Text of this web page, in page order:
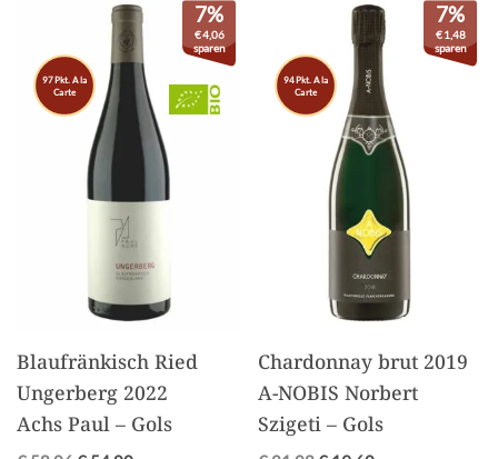
97 Pkt. A la
Carte
7%
€4,06
sparen
Blaufränkisch Ried
Ungerberg 2022
Achs Paul – Gols
94 Pkt. A la
Carte
7%
€1,48
sparen
Chardonnay brut 2019
A-NOBIS Norbert
Szigeti – Gols